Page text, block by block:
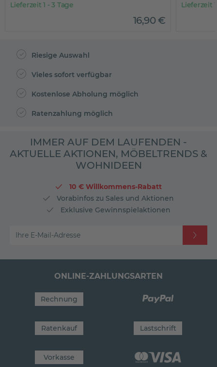
Lieferzeit 1 - 3 Tage
16,90€
Lieferzeit
Riesige Auswahl
Vieles sofort verfügbar
Kostenlose Abholung möglich
Ratenzahlung möglich
IMMER AUF DEM LAUFENDEN -
AKTUELLE AKTIONEN, MÖBELTRENDS &
WOHNIDEEN
10 € Willkommens-Rabatt
Vorabinfos zu Sales und Aktionen
Exklusive Gewinnspielaktionen
Ihre E-Mail-Adresse
ONLINE-ZAHLUNGSARTEN
Rechnung
Ratenkauf Lastschrift
Vorkasse